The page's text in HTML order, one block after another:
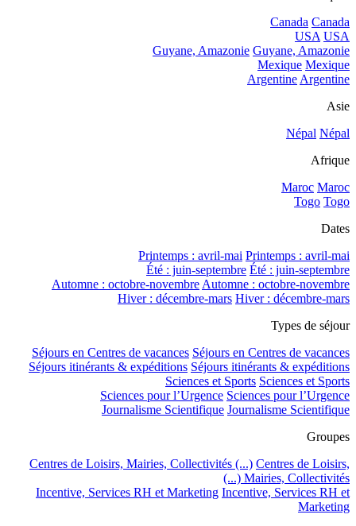
Canada Canada
USA USA
Guyane, Amazonie Guyane, Amazonie
Mexique Mexique
ArgentineArgentine
Asie
Népal Népal
Afrique
Maroc Maroc
Togo Togo
Dates
Printemps : avril-mai Printemps : avril-mai
Été : juin-septembre Été : juin-septembre
Automne : octobre-novembreAutomne : octobre-novembre
Hiver : décembre-mars Hiver : décembre-mars
Types de séjour
Séjours en Centres de vacances Séjours en Centres de vacances
Séjours itinérants & expéditions Séjours itinérants & expéditions
Sciences et Sports Sciences et Sports
Sciences pour l’Urgence Sciences pour l’Urgence
Journalisme Scientifique Journalisme Scientifique
Groupes
Centres de Loisirs, Mairies, Collectivités (...) Centres de Loisirs,
Mairies, Collectivités (...)
Incentive, Services RH et Marketing Incentive, Services RH et
Marketing